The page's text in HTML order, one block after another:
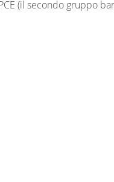
(il secondo gruppo